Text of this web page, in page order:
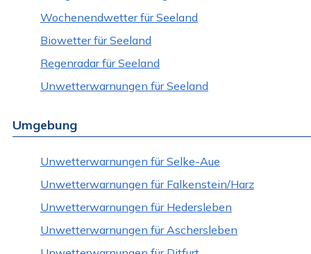
Wochenendwetter für Seeland
Biowetter für Seeland
Regenradar für Seeland
Unwetterwarnungen für Seeland
Umgebung
Unwetterwarnungen für Selke-Aue
Unwetterwarnungen für Falkenstein/Harz
Unwetterwarnungen für Hedersleben
Unwetterwarnungen für Aschersleben